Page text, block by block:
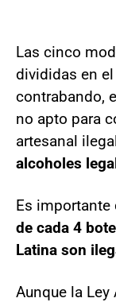
Las cinco
divididas en
contrabando,
no apto para
artesanal
alcoholes
Es importante
de cada 4
Latina son
Aunque la